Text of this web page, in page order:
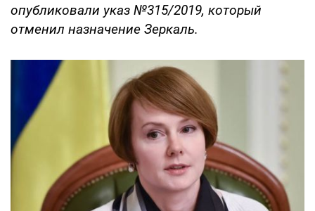
опубликовали указ №315/2019, который
отменил назначение Зеркаль.